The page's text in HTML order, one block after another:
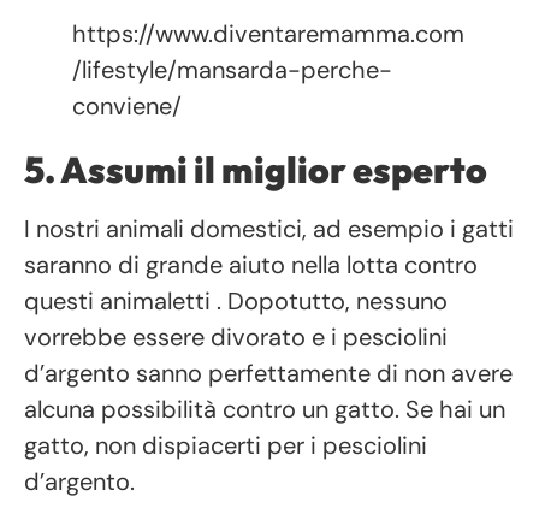
https://www.diventaremamma.com
/lifestyle/mansarda-perche-
conviene/
5. Assumi il miglior esperto
I nostri animali domestici, ad esempio i gatti
saranno di grande aiuto nella lotta contro
questi animaletti . Dopotutto, nessuno
vorrebbe essere divorato e i pesciolini
d’argento sanno perfettamente di non avere
alcuna possibilità contro un gatto. Se hai un
gatto, non dispiacerti per i pesciolini
d’argento.